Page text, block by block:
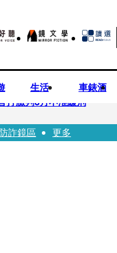
生活 車錶酒
打臉判6月不准緩刑
法相信真的發生了
防詐鏡區 更多